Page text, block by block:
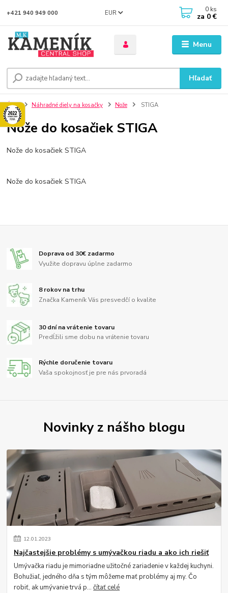
Menu
EUR
Hľadať
+421 940 949 000 0 ks
za 0 €
Úvod Náhradné diely na kosačky Nože STIGA
Nože do kosačiek STIGA
Nože do kosačiek STIGA
Nože do kosačiek STIGA
Doprava od 30€ zadarmo
Využite dopravu úplne zadarmo
8 rokov na trhu
Značka Kameník Vás presvedčí o kvalite
30 dní na vrátenie tovaru
Predĺžili sme dobu na vrátenie tovaru
Rýchle doručenie tovaru
Vaša spokojnosť je pre nás prvoradá
Novinky z nášho blogu
12.01.2023
Najčastejšie problémy s umývačkou riadu a ako ich riešiť
Umývačka riadu je mimoriadne užitočné zariadenie v každej kuchyni.
Bohužiaľ, jedného dňa s tým môžeme mať problémy aj my. Čo
robiť, ak umývanie trvá p...čítať celé